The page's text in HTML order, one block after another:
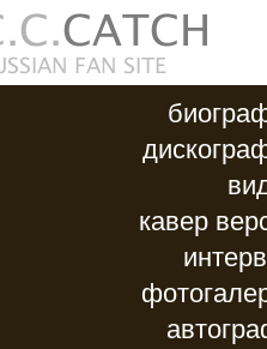
кавер